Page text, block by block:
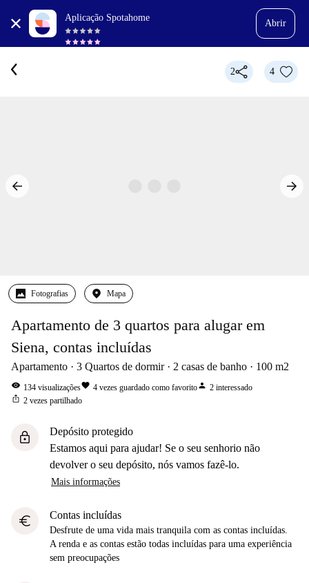
Aplicação Spotahome
Abrir
2 4
Fotografias Mapa
Apartamento de 3 quartos para alugar em
Siena, contas incluídas
Apartamento 3 Quartos de dormir 2 casas de banho 100 m2
visibility 134 visualizaçõesfavorite 4 vezes guardado como favoritoperson 2 interessado
ios_share 2 vezes partilhado
lock
Depósito protegido
Estamos aqui para ajudar! Se o seu senhorio não
devolver o seu depósito, nós vamos fazê-lo.
Mais informações
euro Contas incluídas
Desfrute de uma vida mais tranquila com as contas incluídas.
A renda e as contas estão todas incluídas para uma experiência
sem preocupações